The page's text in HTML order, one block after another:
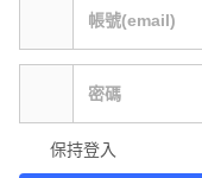
保持登入